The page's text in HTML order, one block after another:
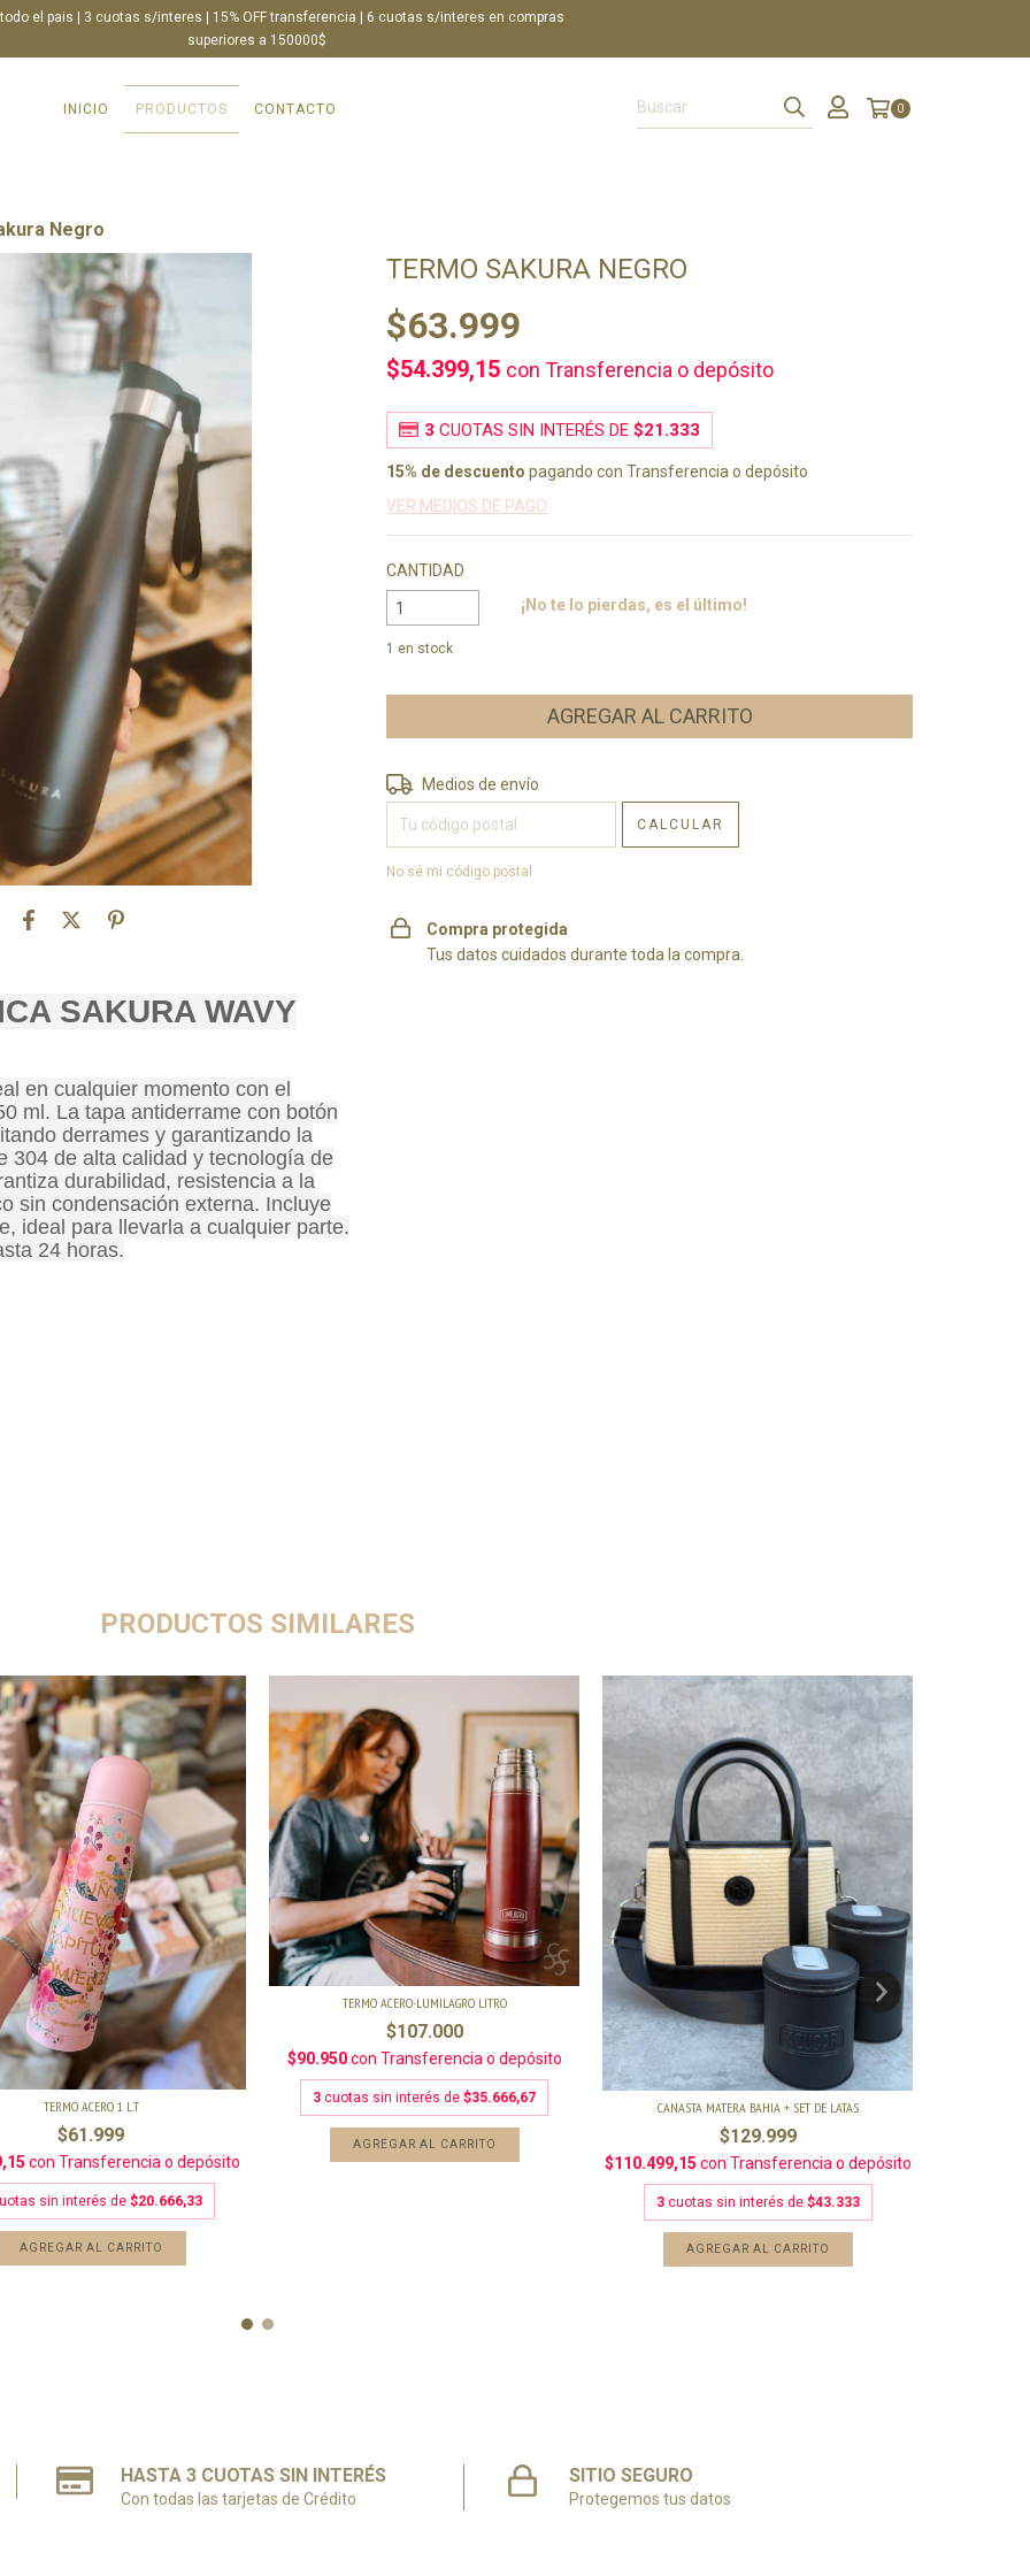
todo el pais | 3 cuotas s/interes | 15% OFF transferencia | 6 cuotas s/interes en compras
superiores a 150000$
INICIO PRODUCTOS CONTACTO 0
Negro
SAKURA WAVY
en cualquier momento con el
ml. La tapa antiderrame con botón
derrames y garantizando la
304 de alta calidad y tecnología de
durabilidad, resistencia a la
sin condensación externa. Incluye
ideal para llevarla a cualquier parte.
24 horas.
TERMO SAKURA NEGRO
$63.999
$54.399,15 con Transferencia o depósito
3 CUOTAS SIN INTERÉS DE $21.333
15% de descuento pagando con Transferencia o depósito
VER MEDIOS DE PAGO
CANTIDAD
1 en stock
¡No te lo pierdas, es el último!
Entregas para el CP:
Medios de envío
CALCULAR
No sé mi código postal
Compra protegida
Tus datos cuidados durante toda la compra.
PRODUCTOS SIMILARES
TERMO ACERO 1 L.T
$61.999
con Transferencia o depósito
sin interés de $20.666,33
AGREGAR AL CARRITO
TERMO ACERO-LUMILAGRO LITRO
$107.000
$90.950con Transferencia o depósito
3 cuotas sin interés de $35.666,67
AGREGAR AL CARRITO
CANASTA MATERA BAHIA + SET DE LATAS
$129.999
$110.499,15 con Transferencia o depósito
3 cuotas sin interés de $43.333
HASTA 3 CUOTAS SIN INTERÉS
Con todas las tarjetas de Crédito
SITIO SEGURO
Protegemos tus datos